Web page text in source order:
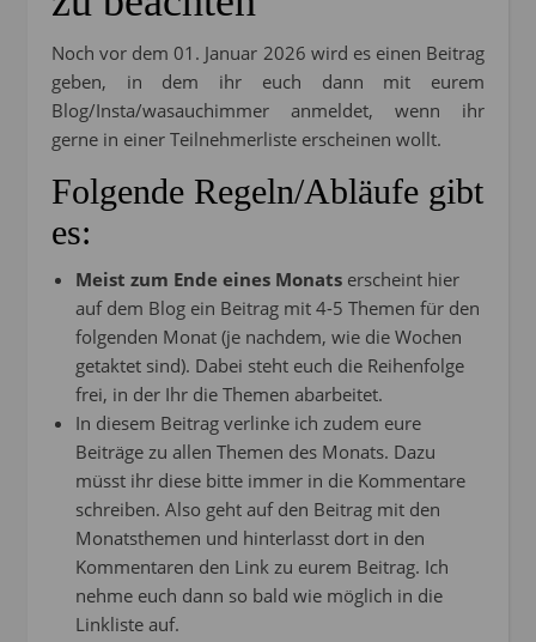
Noch vor dem 01. Januar 2026 wird es einen Beitrag
geben, in dem ihr euch dann mit eurem
Blog/Insta/wasauchimmer anmeldet, wenn ihr
gerne in einer Teilnehmerliste erscheinen wollt.
Folgende Regeln/Abläufe gibt
es:
Meist zum Ende eines Monats erscheint hier
auf dem Blog ein Beitrag mit 4-5 Themen für den
folgenden Monat (je nachdem, wie die Wochen
getaktet sind). Dabei steht euch die Reihenfolge
frei, in der Ihr die Themen abarbeitet.
In diesem Beitrag verlinke ich zudem eure
Beiträge zu allen Themen des Monats. Dazu
müsst ihr diese bitte immer in die Kommentare
schreiben. Also geht auf den Beitrag mit den
Monatsthemen und hinterlasst dort in den
Kommentaren den Link zu eurem Beitrag. Ich
nehme euch dann so bald wie möglich in die
Linkliste auf.